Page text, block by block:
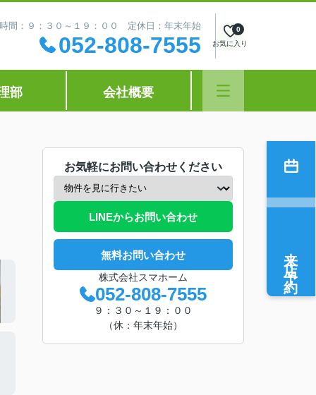
間：９：３０～１９：００ 定休日：年末年始
052-808-7555 お気に入り
0
部 会社概要
お気軽にお問い合わせください
LINEからお問い合わせ
無料お問い合わせ
株式会社スマホーム
052-808-7555
９：３０～１９：００
（休：年末年始）
来店予約